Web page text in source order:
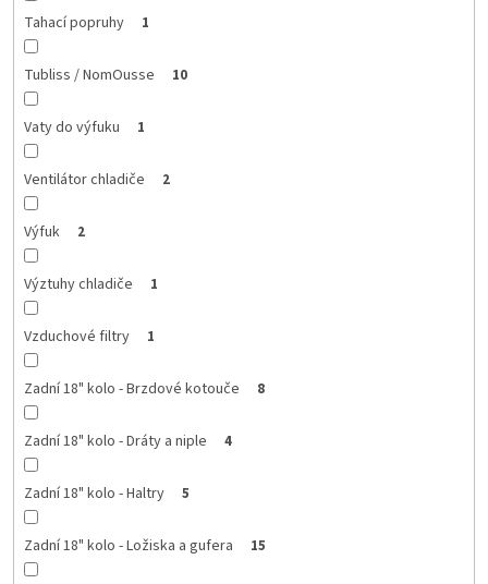
Tahací popruhy 1
Tubliss / NomOusse 10
Vaty do výfuku 1
Ventilátor chladiče 2
Výfuk 2
Výztuhy chladiče 1
Vzduchové filtry 1
Zadní 18" kolo - Brzdové kotouče 8
Zadní 18" kolo - Dráty a niple 4
Zadní 18" kolo - Haltry 5
Zadní 18" kolo - Ložiska a gufera 15